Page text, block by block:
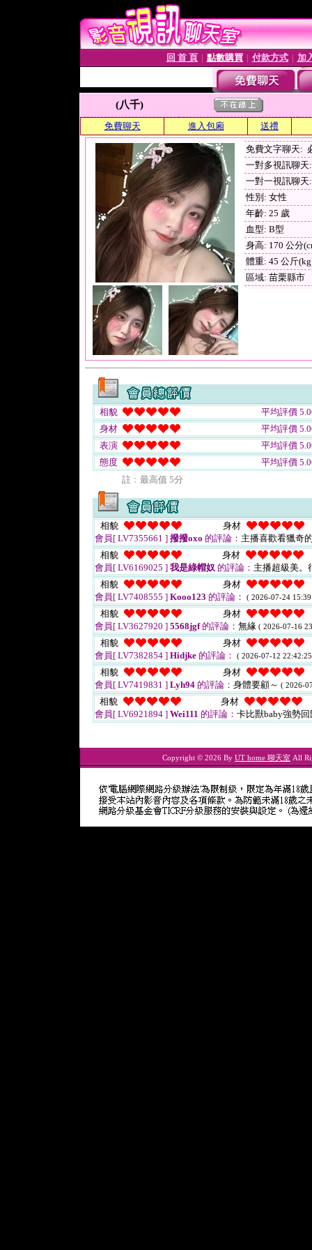
回 首 頁 點數購買│ 付款方式│ 加
(八千)
免費聊天 進入包廂 送禮
免費文字聊天:
一對多視訊聊天
一對一視訊聊天
性別: 女性
年齡: 25 歲
血型: B型
身高: 170 公分
體重: 45 公斤
區域: 苗栗縣市
相貌
平均評價
身材
平均評價
表演
平均評價
態度
平均評價
註﹕最高值 5分
相貌
身材
會員[ LV7355661 ] 撥撥oxo 的評論： 主播喜歡看獵奇
相貌
身材
會員[ LV6169025 ] 我是綠帽奴 的評論： 主播超級美。
相貌
身材
會員[ LV7408555 ] Kooo123 的評論： ( 2026-07-24
相貌
身材
會員[ LV3627920 ] 5568jgf的評論： 無緣 ( 2026-07-16
相貌
身材
會員[ LV7382854 ] Hidjke 的評論： ( 2026-07-12
相貌
身材
會員[ LV7419831 ] Lyh94 的評論： 身體要顧～ ( 2026-
相貌
身材
會員[ LV6921894 ] Wei111 的評論： 卡比獸baby強勢
Copyright © 2026 By UT home 聊天室 All